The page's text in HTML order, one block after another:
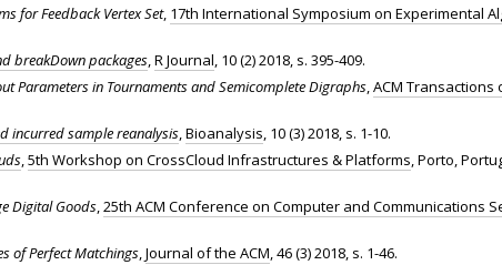
for Feedback Vertex Set, 17th International Symposium on Experimental
breakDown packages R Journal , 10 (2) 2018, s. 395-409.
Parameters in Tournaments and Semicomplete Digraphs ACM Transactions
incurred sample reanalysis Bioanalysis , 10 (3) 2018, s. 1-10.
5th Workshop on CrossCloud Infrastructures & Platforms , Porto,
Digital Goods 25th ACM Conference on Computer and Communications
of Perfect Matchings Journal of the ACM , 46 (3) 2018, s. 1-46.